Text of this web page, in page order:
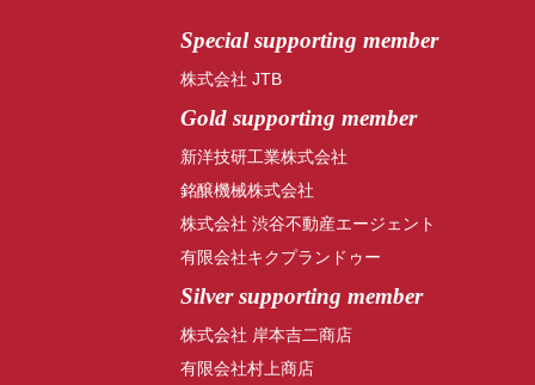
Specialsupporting member
株式会社 JTB
Gold supporting member
新洋技研工業株式会社
銘醸機械株式会社
株式会社 渋谷不動産エージェント
有限会社キクプランドゥー
Silver supporting member
株式会社 岸本吉二商店
有限会社村上商店